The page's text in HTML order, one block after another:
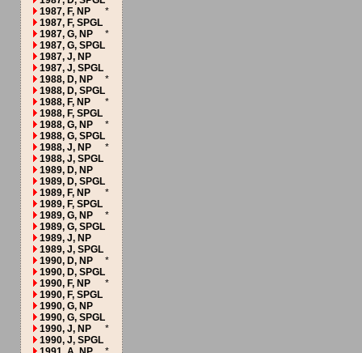
1987, F, NP
*
1987, F, SPGL
1987, G, NP
*
1987, G, SPGL
1987, J, NP
1987, J, SPGL
1988, D, NP
*
1988, D, SPGL
1988, F, NP
*
1988, F, SPGL
1988, G, NP
*
1988, G, SPGL
1988, J, NP
*
1988, J, SPGL
1989, D, NP
1989, D, SPGL
1989, F, NP
*
1989, F, SPGL
1989, G, NP
*
1989, G, SPGL
1989, J, NP
1989, J, SPGL
1990, D, NP
*
1990, D, SPGL
1990, F, NP
*
1990, F, SPGL
1990, G, NP
1990, G, SPGL
1990, J, NP
*
1990, J, SPGL